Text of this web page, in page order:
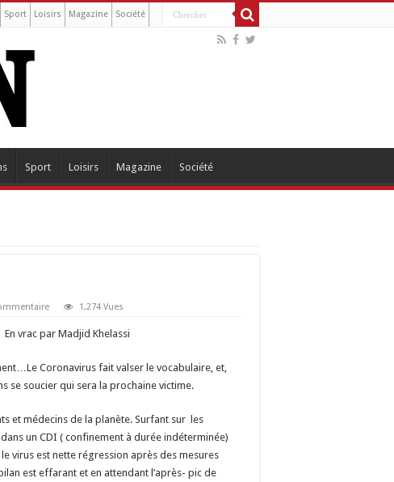
Sport Loisirs Magazine Société
Sport Loisirs Magazine Société
1,274 Vues
En vrac par Madjid Khelassi
Coronavirus fait valser le vocabulaire, et,
se soucier qui sera la prochaine victime.
et médecins de la planète. Surfant sur les
un CDI ( confinement à durée indéterminée)
virus est nette régression après des mesures
est effarant et en attendant l’après- pic de